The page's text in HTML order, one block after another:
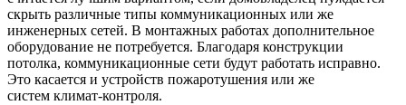
скрыть различные типы коммуникационных или же
инженерных сетей. В монтажных работах дополнительное
оборудование не потребуется. Благодаря конструкции
потолка, коммуникационные сети будут работать исправно.
Это касается и устройств пожаротушения или же
систем климат-контроля.